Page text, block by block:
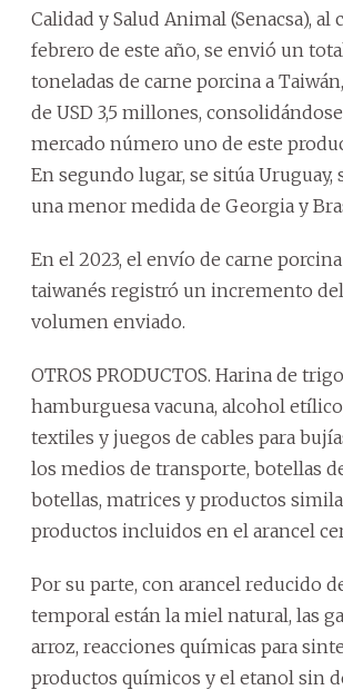
Calidad y Salud Animal (Senacsa), al
febrero de este año, se envió un
toneladas de carne porcina a
de USD 3,5 millones,
mercado número uno de este
En segundo lugar, se sitúa Uruguay,
una menor medida de Georgia y
En el 2023, el envío de carne
taiwanés registró un incremento
volumen enviado.
OTROS PRODUCTOS. Harina de
hamburguesa vacuna, alcohol
textiles y juegos de cables para
los medios de transporte, botellas
botellas, matrices y productos
productos incluidos en el arancel
Por su parte, con arancel reducido
temporal están la miel natural, las
arroz, reacciones químicas para
productos químicos y el etanol sin